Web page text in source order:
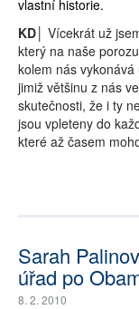
vlastní historie.
KD│
Vícekrát už
který na naše
kolem nás
jimiž většinu z nás
skutečnosti, že i ty
jsou vpleteny do
které až časem
Sarah
úřad po
8. 2. 2010